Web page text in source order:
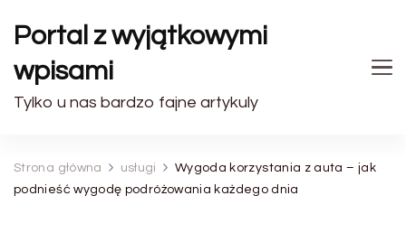
Portal z wyjątkowymi
wpisami
Tylko u nas bardzo fajne artykuly
Strona główna usługi
Wygoda korzystania z auta – jak
podnieść wygodę podróżowania każdego dnia